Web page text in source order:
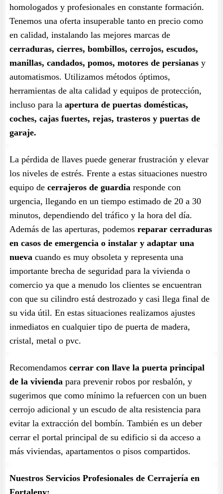
homologados y profesionales en constante formación.
Tenemos una oferta insuperable tanto en precio como
en calidad, instalando las mejores marcas de
cerraduras, cierres, bombillos, cerrojos, escudos,
manillas, candados, pomos, motores de persianas y
automatismos. Utilizamos métodos óptimos,
herramientas de alta calidad y equipos de protección,
incluso para la apertura de puertas domésticas,
coches, cajas fuertes, rejas, trasteros y puertas de
garaje.
La pérdida de llaves puede generar frustración y elevar
los niveles de estrés. Frente a estas situaciones nuestro
equipo de cerrajeros de guardia responde con
urgencia, llegando en un tiempo estimado de 20 a 30
minutos, dependiendo del tráfico y la hora del día.
Además de las aperturas, podemos reparar cerraduras
en casos de emergencia o instalar y adaptar una
nueva cuando es muy obsoleta y representa una
importante brecha de seguridad para la vivienda o
comercio ya que a menudo los clientes se encuentran
con que su cilindro está destrozado y casi llega final de
su vida útil. En estas situaciones realizamos ajustes
inmediatos en cualquier tipo de puerta de madera,
cristal, metal o pvc.
Recomendamos cerrar con llave la puerta principal
de la vivienda para prevenir robos por resbalón, y
sugerimos que como mínimo la refuercen con un buen
cerrojo adicional y un escudo de alta resistencia para
evitar la extracción del bombín. También es un deber
cerrar el portal principal de su edificio si da acceso a
más viviendas, apartamentos o pisos compartidos.
Nuestros Servicios Profesionales de Cerrajería en
Fortaleny: